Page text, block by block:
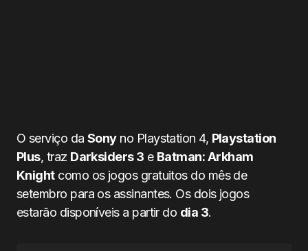
O serviço da Sonyno Playstation 4, Playstation
Plus, traz Darksiders 3 e Batman: Arkham
Knightcomo os jogos gratuitos do mês de
setembro para os assinantes. Os dois jogos
estarão disponíveis a partir do dia 3.